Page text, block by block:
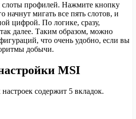
слоты профилей. Нажмите кнопку
начнут мигать все пять слотов, и
цифрой. По логике, сразу,
далее. Таким образом, можно
что очень удобно, если вы
добычи.
MSI
содержит 5 вкладок.